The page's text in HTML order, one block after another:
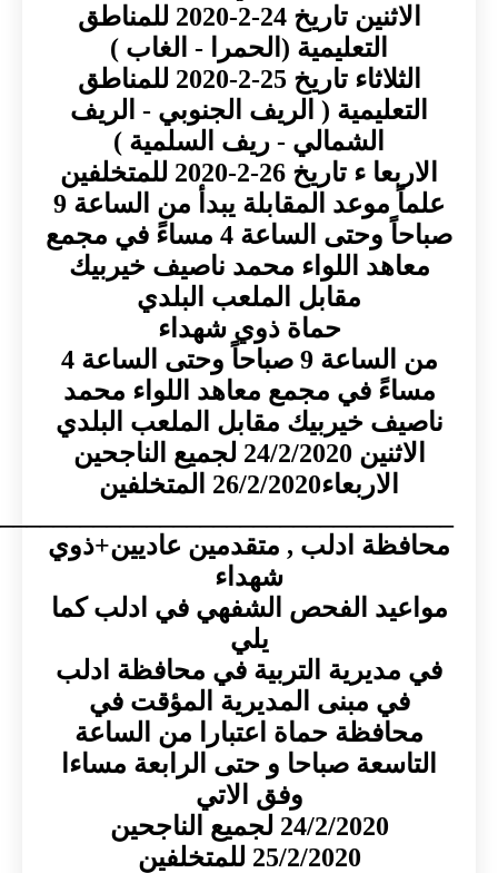
الاثنين تاريخ 24-2-2020 للمناطق
التعليمية (الحمرا - الغاب )
الثلاثاء تاريخ 25-2-2020 للمناطق
( الريف الجنوبي - الريف
الشمالي - ريف السلمية )
تاريخ 26-2-2020 للمتخلفين
علماً موعد المقابلة يبدأ من الساعة 9
صباحاً وحتى الساعة 4 مساءً في مجمع
اللواء محمد ناصيف خيربيك
مقابل الملعب البلدي
حماة ذوي شهداء
من الساعة 9 صباحاً وحتى الساعة 4
في مجمع معاهد اللواء محمد
خيربيك مقابل الملعب البلدي
ادلب , متقدمين عاديين+ذوي
الفحص الشفهي في ادلب كما
التربية في محافظة ادلب
مبنى المديرية المؤقت في
حماة اعتبارا من الساعة
صباحا و حتى الرابعة مساءا
وفق الاتي
24/2/2020 لجميع الناجحين
25/2/2020 للمتخلفين